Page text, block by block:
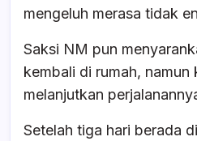
mengeluh merasa tidak
Saksi NM pun
kembali di rumah, namun
melanjutkan
Setelah tiga hari berada